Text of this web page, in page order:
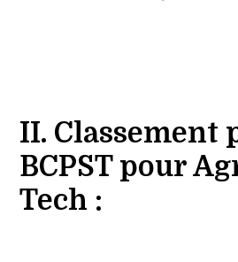
II. Classement
BCPST pour
Tech :